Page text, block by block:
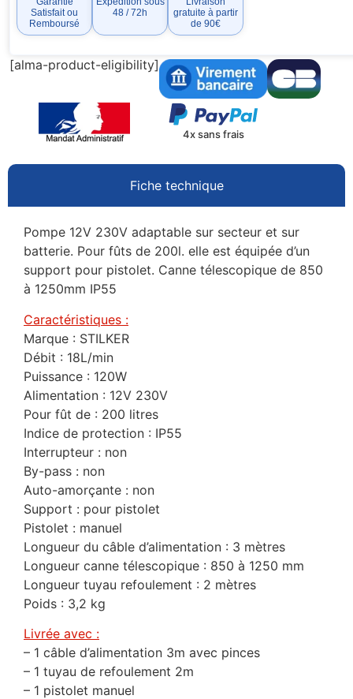
Satisfait ou
Remboursé
48 / 72h
gratuite à partir
de 90€
[alma-product-eligibility]
4x sans frais
Fiche technique
Pompe 12V 230V adaptable sur secteur et sur
batterie. Pour fûts de 200l. elle est équipée d’un
support pour pistolet. Canne télescopique de 850
à 1250mm IP55
Caractéristiques :
Marque : STILKER
Débit : 18L/min
Puissance : 120W
Alimentation : 12V 230V
Pour fût de : 200 litres
Indice de protection : IP55
Interrupteur : non
By-pass : non
Auto-amorçante : non
Support : pour pistolet
Pistolet : manuel
Longueur du câble d’alimentation : 3 mètres
Longueur canne télescopique : 850 à 1250 mm
Longueur tuyau refoulement : 2 mètres
Poids : 3,2 kg
Livrée avec :
– 1 câble d’alimentation 3m avec pinces
– 1 tuyau de refoulement 2m
– 1 pistolet manuel